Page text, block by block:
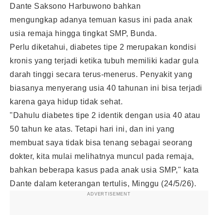
Dante Saksono Harbuwono bahkan
mengungkap adanya temuan kasus ini pada anak
usia remaja hingga tingkat SMP, Bunda.
Perlu diketahui, diabetes tipe 2 merupakan kondisi
kronis yang terjadi ketika tubuh memiliki kadar gula
darah tinggi secara terus-menerus. Penyakit yang
biasanya menyerang usia 40 tahunan ini bisa terjadi
karena gaya hidup tidak sehat.
"Dahulu diabetes tipe 2 identik dengan usia 40 atau
50 tahun ke atas. Tetapi hari ini, dan ini yang
membuat saya tidak bisa tenang sebagai seorang
dokter, kita mulai melihatnya muncul pada remaja,
bahkan beberapa kasus pada anak usia SMP," kata
Dante dalam keterangan tertulis, Minggu (24/5/26).
ADVERTISEMENT